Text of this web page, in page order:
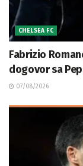
CHELSEA FC
Fabrizio
dogovor sa
07/08/2026